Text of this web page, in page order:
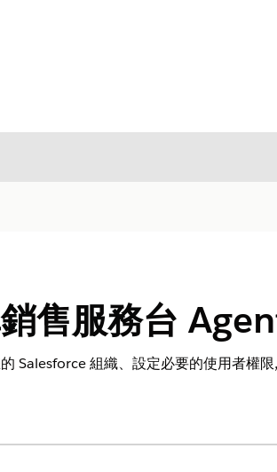
售服務台
Salesforce 組織、設定必要的使用者權